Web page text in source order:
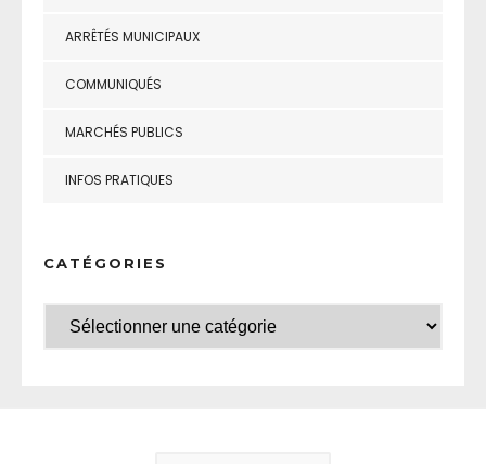
ARRÊTÉS MUNICIPAUX
COMMUNIQUÉS
MARCHÉS PUBLICS
INFOS PRATIQUES
CATÉGORIES